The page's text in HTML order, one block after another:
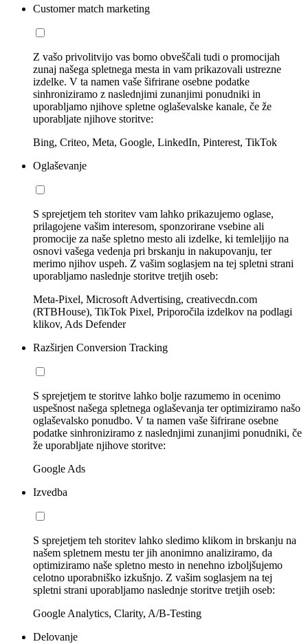
Customer match marketing
Z vašo privolitvijo vas bomo obveščali tudi o promocijah
zunaj našega spletnega mesta in vam prikazovali ustrezne
izdelke. V ta namen vaše šifrirane osebne podatke
sinhroniziramo z naslednjimi zunanjimi ponudniki in
uporabljamo njihove spletne oglaševalske kanale, če že
uporabljate njihove storitve:
Bing, Criteo, Meta, Google, LinkedIn, Pinterest, TikTok
Oglaševanje
S sprejetjem teh storitev vam lahko prikazujemo oglase,
prilagojene vašim interesom, sponzorirane vsebine ali
promocije za naše spletno mesto ali izdelke, ki temleljijo na
osnovi vašega vedenja pri brskanju in nakupovanju, ter
merimo njihov uspeh. Z vašim soglasjem na tej spletni strani
uporabljamo naslednje storitve tretjih oseb:
Meta-Pixel, Microsoft Advertising, creativecdn.com
(RTBHouse), TikTok Pixel, Priporočila izdelkov na podlagi
klikov, Ads Defender
Razširjen Conversion Tracking
S sprejetjem te storitve lahko bolje razumemo in ocenimo
uspešnost našega spletnega oglaševanja ter optimiziramo našo
oglaševalsko ponudbo. V ta namen vaše šifrirane osebne
podatke sinhroniziramo z naslednjimi zunanjimi ponudniki, če
že uporabljate njihove storitve:
Google Ads
Izvedba
S sprejetjem teh storitev lahko sledimo klikom in brskanju na
našem spletnem mestu ter jih anonimno analiziramo, da
optimiziramo naše spletno mesto in nenehno izboljšujemo
celotno uporabniško izkušnjo. Z vašim soglasjem na tej
spletni strani uporabljamo naslednje storitve tretjih oseb:
Google Analytics, Clarity, A/B-Testing
Delovanje